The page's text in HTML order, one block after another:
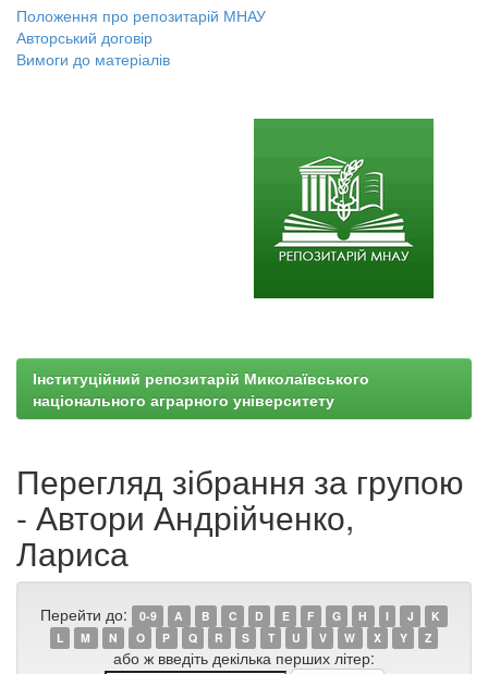
Положення про репозитарій МНАУ
Авторський договір
Вимоги до матеріалів
Інституційний репозитарій Миколаївського
національного аграрного університету
Перегляд зібрання за групою
- Автори Андрійченко,
Лариса
Перейти до: 0-9 A B C D E F G H I J
K
L
M N O P Q R S T U V W X Y Z
або ж введіть декілька перших літер: